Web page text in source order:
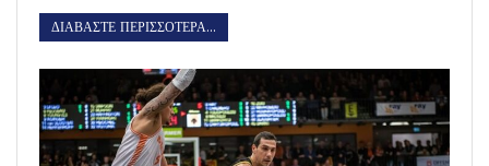
ΔΙΑΒΑΣΤΕ ΠΕΡΙΣΣΟΤΕΡΑ...